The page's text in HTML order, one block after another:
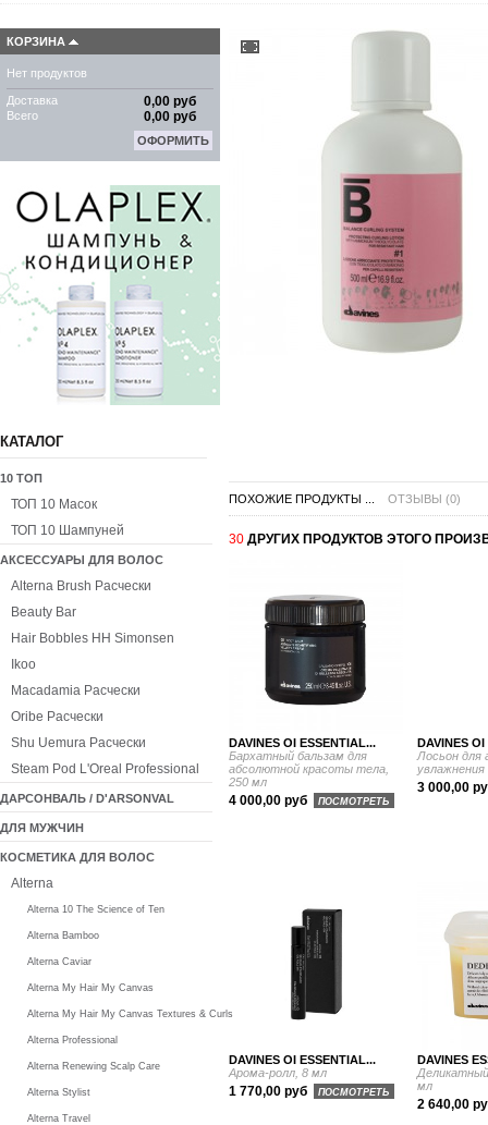
ПОХОЖИЕ ПРОДУКТЫ ... ОТЗЫВЫ (0)
30 ДРУГИХ ПРОДУКТОВ ЭТОГО
DAVINES OI ESSENTIAL...
Бархатный бальзам для
абсолютной красоты тела,
250 мл
4 000,00 руб ПОСМОТРЕТЬ
DAVINES
Лосьон для
увлажнения
3 000,00
DAVINES OI ESSENTIAL...
Арома-ролл, 8 мл
1 770,00 руб ПОСМОТРЕТЬ
DAVINES
мл
2 640,00
КОРЗИНА
Нет продуктов
Доставка 0,00 руб
Всего 0,00 руб
ОФОРМИТЬ
КАТАЛОГ
10 ТОП
ТОП 10 Масок
ТОП 10 Шампуней
АКСЕССУАРЫ ДЛЯ ВОЛОС
Alterna Brush Расчески
Beauty Bar
Hair Bobbles HH Simonsen
Ikoo
Macadamia Расчески
Oribe Расчески
Shu Uemura Расчески
Steam Pod L'Oreal Professional
ДАРСОНВАЛЬ / D'ARSONVAL
ДЛЯ МУЖЧИН
КОСМЕТИКА ДЛЯ ВОЛОС
Alterna
Alterna 10 The Science of Ten
Alterna Bamboo
Alterna Caviar
Alterna My Hair My Canvas
Alterna My Hair My Canvas Textures & Curls
Alterna Professional
Alterna Renewing Scalp Care
Alterna Stylist
Alterna Travel